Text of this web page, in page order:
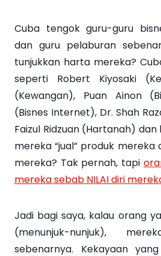
Cuba tengok guru-guru
dan guru pelaburan
tunjukkan harta mereka?
seperti Robert Kiyosaki
(Kewangan), Puan Ainon
(Bisnes Internet), Dr. Shah
Faizul Ridzuan (Hartanah)
mereka “jual” produk
mereka? Tak pernah, tapi
mereka sebab NILAI diri
Jadi bagi saya, kalau orang
(menunjuk-nunjuk),
sebenarnya. Kekayaan